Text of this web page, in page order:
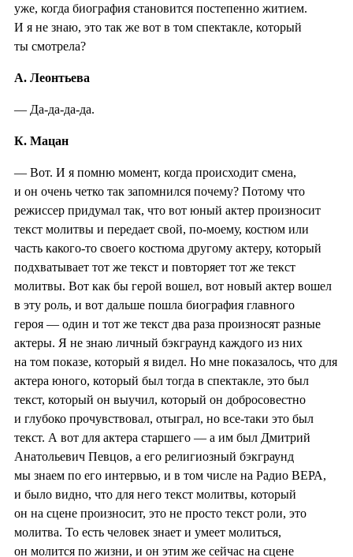
уже, когда биография становится постепенно житием.
И я не знаю, это так же вот в том спектакле, который
ты смотрела?
А. Леонтьева
— Да-да-да-да.
К. Мацан
— Вот. И я помню момент, когда происходит смена,
и он очень четко так запомнился почему? Потому что
режиссер придумал так, что вот юный актер произносит
текст молитвы и передает свой, по-моему, костюм или
часть какого-то своего костюма другому актеру, который
подхватывает тот же текст и повторяет тот же текст
молитвы. Вот как бы герой вошел, вот новый актер вошел
в эту роль, и вот дальше пошла биография главного
героя — один и тот же текст два раза произносят разные
актеры. Я не знаю личный бэкграунд каждого из них
на том показе, который я видел. Но мне показалось, что для
актера юного, который был тогда в спектакле, это был
текст, который он выучил, который он добросовестно
и глубоко прочувствовал, отыграл, но все-таки это был
текст. А вот для актера старшего — а им был Дмитрий
Анатольевич Певцов, а его религиозный бэкграунд
мы знаем по его интервью, и в том числе на Радио ВЕРА,
и было видно, что для него текст молитвы, который
он на сцене произносит, это не просто текст роли, это
молитва. То есть человек знает и умеет молиться,
он молится по жизни, и он этим же сейчас на сцене